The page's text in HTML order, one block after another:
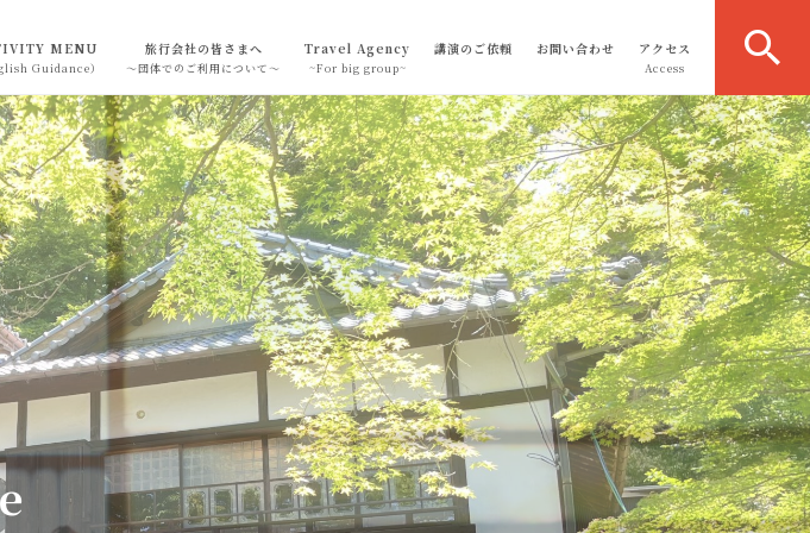
MENU
Guidance）
旅行会社の皆さまへ
～団体でのご利用について～
Travel Agency
~For big group~
講演のご依頼 お問い合わせ アクセス
Access